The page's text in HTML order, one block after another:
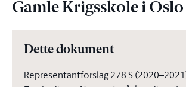
Gamle Krigsskole i Oslo
Dette dokument
Representantforslag 278 S